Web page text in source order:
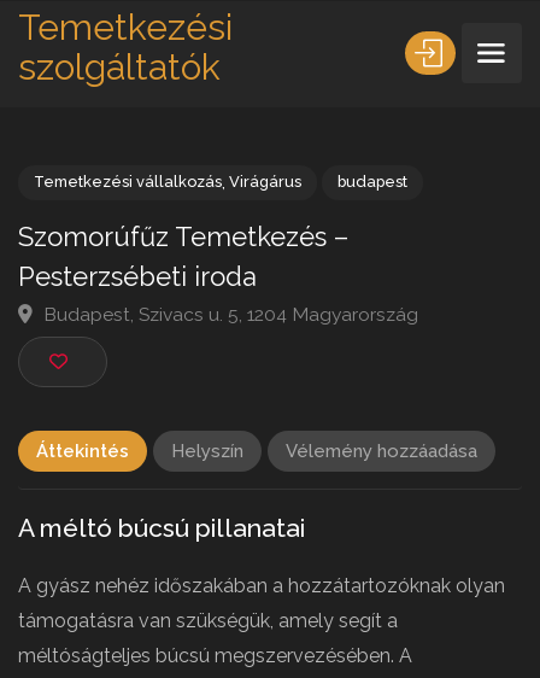
Temetkezési
szolgáltatók
Szomorúfűz Temetkezés –
Pesterzsébeti iroda
Budapest, Szivacs u. 5, 1204 Magyarország
Áttekintés Helyszín Vélemény hozzáadása
A méltó búcsú pillanatai
A gyász nehéz időszakában a hozzátartozóknak olyan
támogatásra van szükségük, amely segít a
méltóságteljes búcsú megszervezésében. A